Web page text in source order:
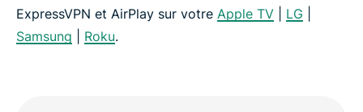
ExpressVPN et AirPlay sur votre Apple TV LG
Samsung
Roku.